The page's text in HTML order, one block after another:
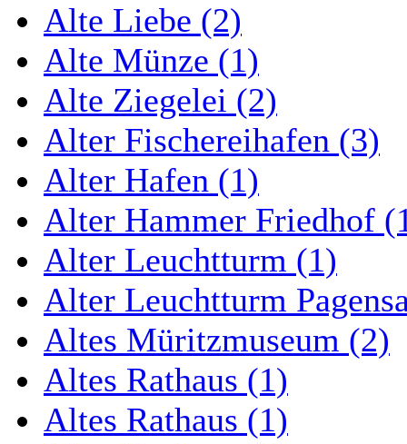
Alte Liebe (2)
Alte Münze (1)
Alte Ziegelei (2)
Alter Fischereihafen (3)
Alter Hafen (1)
Alter Hammer Friedhof
Alter Leuchtturm (1)
Alter Leuchtturm
Altes Müritzmuseum (2)
Altes Rathaus (1)
Altes Rathaus (1)